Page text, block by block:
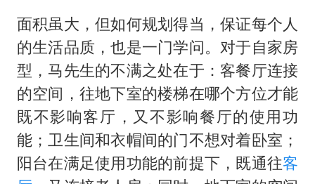
面，典雅的新中式是马先生的心头好。
施君公益设计师积极响应本期业主的需
求，与业主取得联系并详细沟通，经过双
方磨合，最终敲定了一套完美的解决方
案。
施君设计师改造思路：本案改造需求不